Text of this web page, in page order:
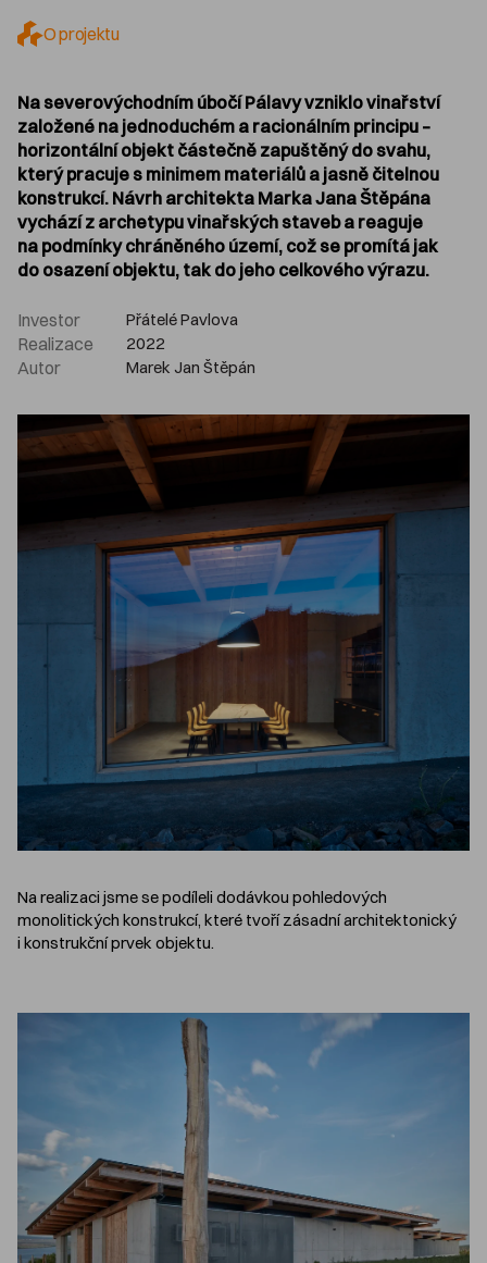
O projektu
Na severovýchodním úbočí Pálavy vzniklo vinařství
založené na jednoduchém a racionálním principu –
horizontální objekt částečně zapuštěný do svahu,
který pracuje s minimem materiálů a jasně čitelnou
konstrukcí. Návrh architekta Marka Jana Štěpána
vychází z archetypu vinařských staveb a reaguje
na podmínky chráněného území, což se promítá jak
do osazení objektu, tak do jeho celkového výrazu.
Investor Přátelé Pavlova
Realizace 2022
Autor Marek Jan Štěpán
Na realizaci jsme se podíleli dodávkou pohledových
monolitických konstrukcí, které tvoří zásadní architektonický
i konstrukční prvek objektu.